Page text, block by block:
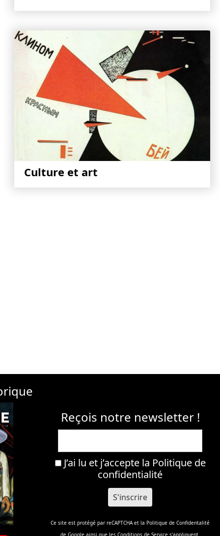
Culture et art
Reçois notre newsletter !
J’ai lu et j’accepte la Politique de
confidentialité
Ce site est protégé par reCAPTCHA et la Politique de Confidentalité
de Google ainsi que les Conditions de Service s'appliquent.